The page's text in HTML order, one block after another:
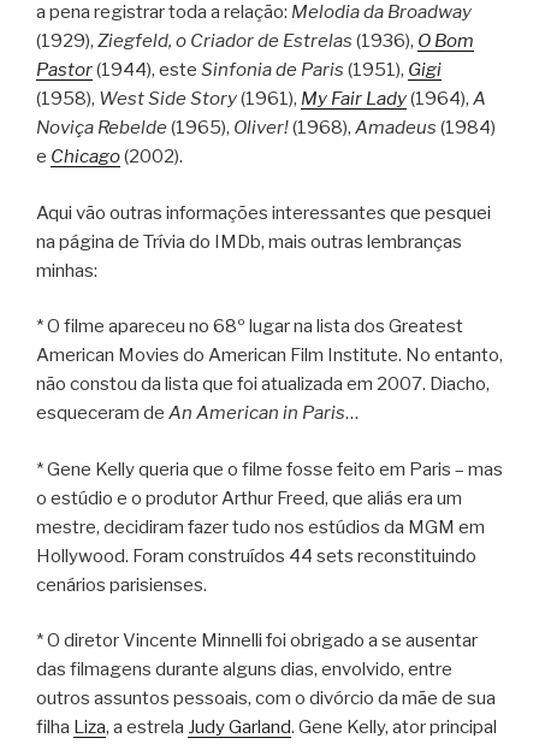
a pena registrar toda a relação: Melodia da Broadway
(1929), Ziegfeld, o Criador de Estrelas (1936), O Bom
Pastor(1944), este Sinfonia de Paris (1951), Gigi
(1958), West Side Story(1961), My Fair Lady(1964), A
Noviça Rebelde (1965), Oliver!(1968), Amadeus (1984)
e Chicago(2002).
Aqui vão outras informações interessantes que pesquei
na página de Trívia do IMDb, mais outras lembranças
minhas:
* O filme apareceu no 68º lugar na lista dos Greatest
American Movies do American Film Institute. No entanto,
não constou da lista que foi atualizada em 2007. Diacho,
esqueceram de An American in Paris…
* Gene Kelly queria que o filme fosse feito em Paris – mas
o estúdio e o produtor Arthur Freed, que aliás era um
mestre, decidiram fazer tudo nos estúdios da MGM em
Hollywood. Foram construídos 44 sets reconstituindo
cenários parisienses.
* O diretor Vincente Minnelli foi obrigado a se ausentar
das filmagens durante alguns dias, envolvido, entre
outros assuntos pessoais, com o divórcio da mãe de sua
filha Liza, a estrela Judy Garland. Gene Kelly, ator principal